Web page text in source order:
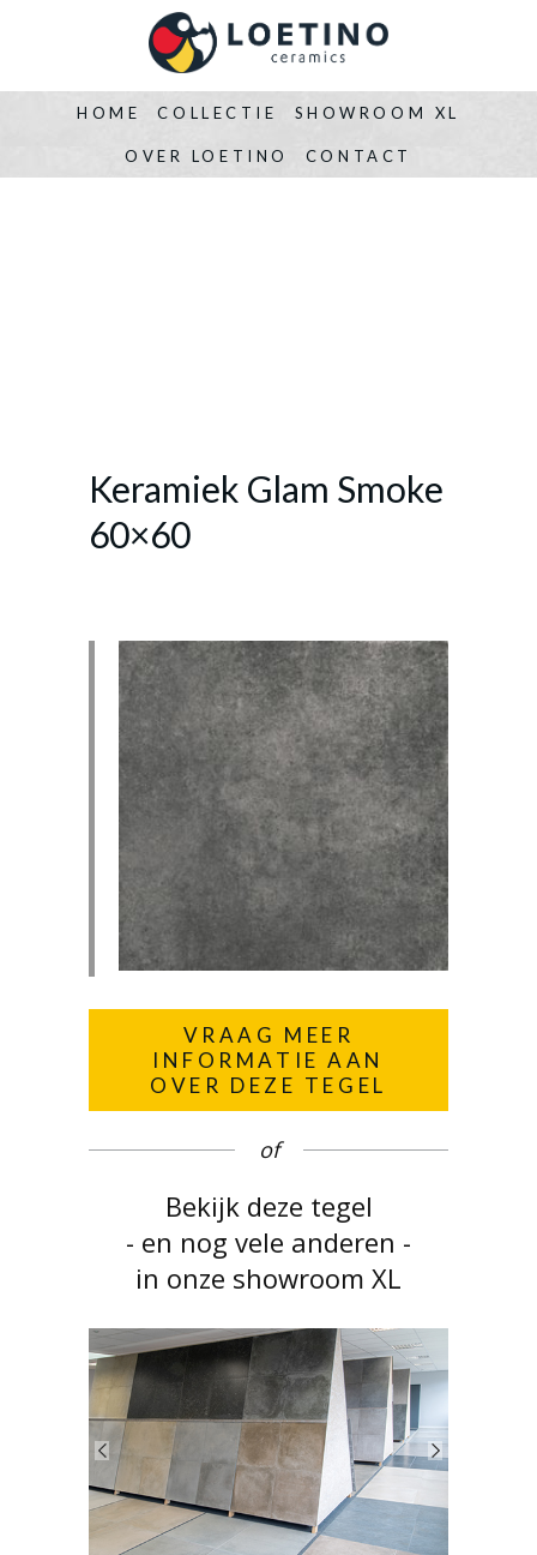
HOME COLLECTIE SHOWROOM XL
OVER LOETINO CONTACT
Keramiek Glam Smoke
60×60
VRAAG MEER
INFORMATIE AAN
OVER DEZE TEGEL
of
Bekijk deze tegel
- en nog vele anderen -
in onze showroom XL